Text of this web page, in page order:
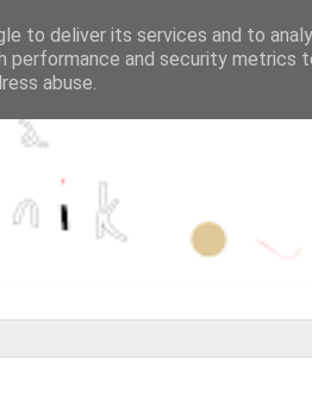
to deliver its services and to
performance and security metrics
abuse.